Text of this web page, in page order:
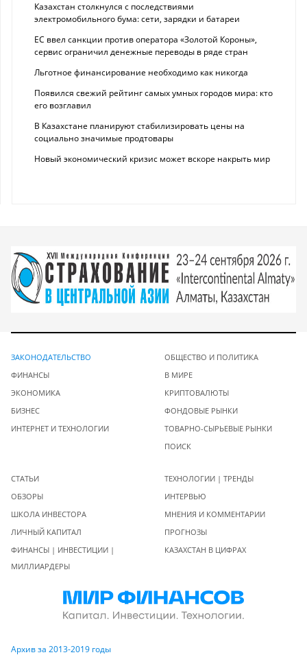
Казахстан столкнулся с последствиями
электромобильного бума: сети, зарядки и батареи
ЕС ввел санкции против оператора «Золотой Короны»,
сервис ограничил денежные переводы в ряде стран
Льготное финансирование необходимо как никогда
Появился свежий рейтинг самых умных городов мира: кто
его возглавил
В Казахстане планируют стабилизировать цены на
социально значимые продтовары
Новый экономический кризис может вскоре накрыть мир
ЗАКОНОДАТЕЛЬСТВО
ФИНАНСЫ
ЭКОНОМИКА
БИЗНЕС
ИНТЕРНЕТ И ТЕХНОЛОГИИ
ОБЩЕСТВО И ПОЛИТИКА
В МИРЕ
КРИПТОВАЛЮТЫ
ФОНДОВЫЕ РЫНКИ
ТОВАРНО-СЫРЬЕВЫЕ РЫНКИ
ПОИСК
СТАТЬИ
ОБЗОРЫ
ШКОЛА ИНВЕСТОРА
ЛИЧНЫЙ КАПИТАЛ
ФИНАНСЫ | ИНВЕСТИЦИИ |
МИЛЛИАРДЕРЫ
ТЕХНОЛОГИИ | ТРЕНДЫ
ИНТЕРВЬЮ
МНЕНИЯ И КОММЕНТАРИИ
ПРОГНОЗЫ
КАЗАХСТАН В ЦИФРАХ
Архив за 2013-2019 годы